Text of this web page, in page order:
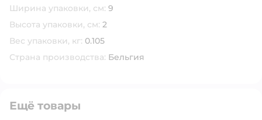
Ширина упаковки, см: 9
Высота упаковки, см: 2
Вес упаковки, кг: 0.105
Страна производства: Бельгия
Ещё товары